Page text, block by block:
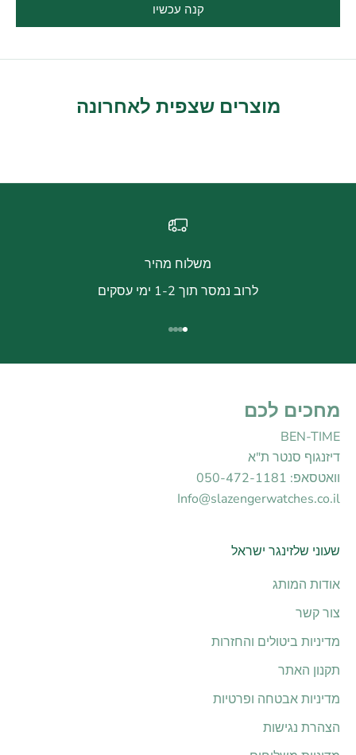
קנה עכשיו
מוצרים שצפית לאחרונה
משלוח מהיר
לרוב נמסר תוך 1-2 ימי עסקים
עבור לפריט 1
עבור לפריט 2
עבור לפריט 3
עבור לפריט 4
מחכים לכם
BEN-TIME
דיזנגוף סנטר ת"א
וואטסאפ: 050-472-1181
Info@slazengerwatches.co.il
שעוני שלזינגר ישראל
אודות המותג
צור קשר
מדיניות ביטולים והחזרות
תקנון האתר
מדיניות אבטחה ופרטיות
הצהרת נגישות